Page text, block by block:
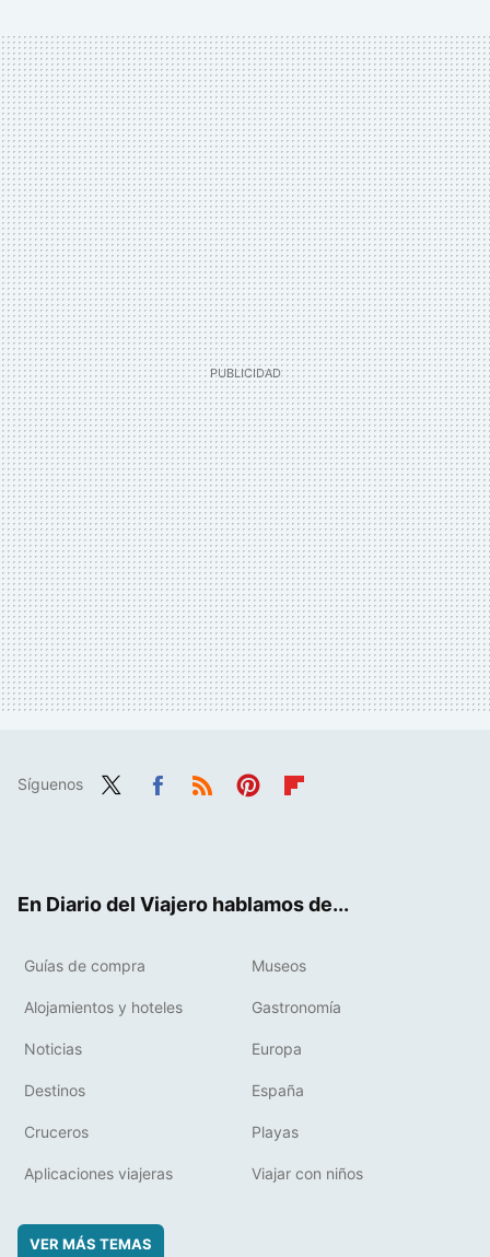
Síguenos
En Diario del Viajero hablamos de...
Guías de compra Museos
Alojamientos y hoteles Gastronomía
Noticias Europa
Destinos España
Cruceros Playas
Aplicaciones viajeras Viajar con niños
VER MÁS TEMAS